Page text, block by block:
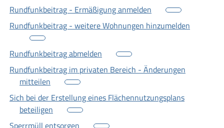
Rundfunkbeitrag - Ermäßigung anmelden
Rundfunkbeitrag - weitere Wohnungen hinzumelden
Rundfunkbeitrag abmelden
Rundfunkbeitrag im privaten Bereich - Änderungen
mitteilen
Sich bei der Erstellung eines Flächennutzungsplans
beteiligen
Sperrmüll entsorgen